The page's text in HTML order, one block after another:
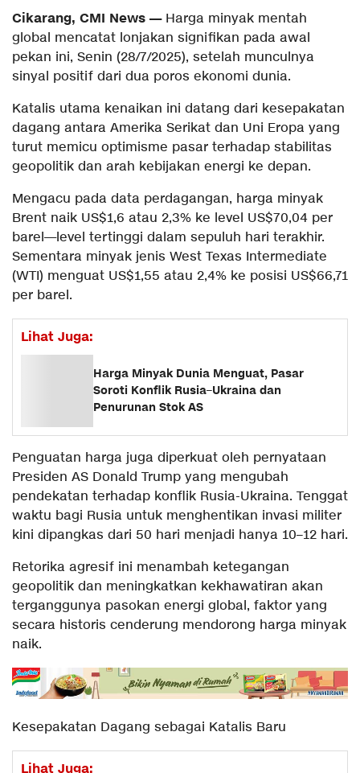
Cikarang, CMI News —Harga minyak mentah
global mencatat lonjakan signifikan pada awal
pekan ini, Senin (28/7/2025), setelah munculnya
sinyal positif dari dua poros ekonomi dunia.
Katalis utama kenaikan ini datang dari kesepakatan
dagang antara Amerika Serikat dan Uni Eropa yang
turut memicu optimisme pasar terhadap stabilitas
geopolitik dan arah kebijakan energi ke depan.
Mengacu pada data perdagangan, harga minyak
Brent naik US$1,6 atau 2,3% ke level US$70,04 per
barel—level tertinggi dalam sepuluh hari terakhir.
Sementara minyak jenis West Texas Intermediate
(WTI) menguat US$1,55 atau 2,4% ke posisi US$66,71
per barel.
Lihat Juga:
Harga Minyak Dunia Menguat, Pasar
Soroti Konflik Rusia–Ukraina dan
Penurunan Stok AS
Penguatan harga juga diperkuat oleh pernyataan
Presiden AS Donald Trump yang mengubah
pendekatan terhadap konflik Rusia-Ukraina. Tenggat
waktu bagi Rusia untuk menghentikan invasi militer
kini dipangkas dari 50 hari menjadi hanya 10–12 hari.
Retorika agresif ini menambah ketegangan
geopolitik dan meningkatkan kekhawatiran akan
terganggunya pasokan energi global, faktor yang
secara historis cenderung mendorong harga minyak
naik.
Kesepakatan Dagang sebagai Katalis Baru
Lihat Juga: